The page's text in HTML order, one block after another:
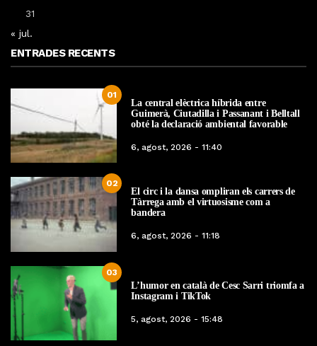
31
« jul.
ENTRADES RECENTS
01
La central elèctrica híbrida entre
Guimerà, Ciutadilla i Passanant i Belltall
obté la declaració ambiental favorable
6, agost, 2026 - 11:40
02
El circ i la dansa ompliran els carrers de
Tàrrega amb el virtuosisme com a
bandera
6, agost, 2026 - 11:18
03
L’humor en català de Cesc Sarri triomfa a
Instagram i TikTok
5, agost, 2026 - 15:48